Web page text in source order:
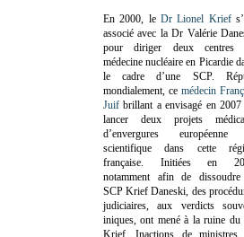
En 2000, le Dr Lionel Krief
associé avec la Dr Valérie
pour diriger deux centres
médecine nucléaire en Picardie
le cadre d’une SCP.
mondialement, ce médecin
Juif brillant a envisagé en 2007
lancer deux projets
d’envergures
scientifique dans cette
française. Initiées en
notamment afin de
SCP Krief Daneski, des
judiciaires, aux verdicts
iniques, ont mené à la ruine
Krief.Inactions de ministres